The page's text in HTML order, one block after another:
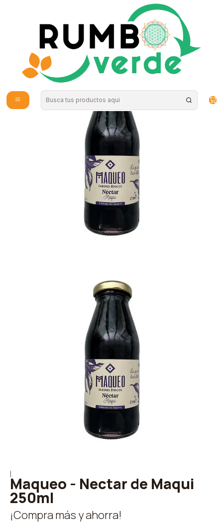
Envío gratis por compras sobre los 59.990 en la provincia de Santiago
Antioxidantes
Maqueo - Nectar de Maqui
250ml
¡Compra más y ahorra!